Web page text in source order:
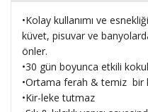
•Kolay kullanımı ve
küvet, pisuvar ve
önler.
•30 gün boyunca etkili
•Ortama ferah & temiz bir
•Kir-leke tutmaz